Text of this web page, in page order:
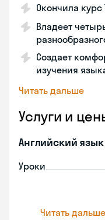
Окончила курс
Владеет
Создает
изучения
Читать дальше
Услуги и
Английский язык
Уроки
Читать дальше